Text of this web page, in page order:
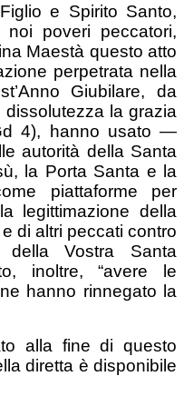
e Spirito Santo,
noi poveri peccatori,
Maestà questo atto
perpetrata nella
Giubilare, da
la grazia
4), hanno usato —
autorità della Santa
la Porta Santa e la
piattaforme per
legittimazione della
di altri peccati contro
della Vostra Santa
inoltre, “avere le
hanno rinnegato la
alla fine di questo
diretta è disponibile